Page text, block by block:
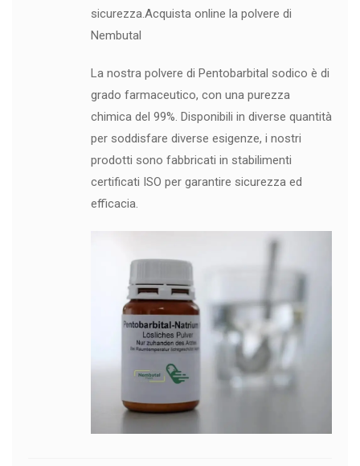
sicurezza.Acquista online la polvere di
Nembutal
La nostra polvere di Pentobarbital sodico è di
grado farmaceutico, con una purezza
chimica del 99%. Disponibili in diverse quantità
per soddisfare diverse esigenze, i nostri
prodotti sono fabbricati in stabilimenti
certificati ISO per garantire sicurezza ed
efficacia.